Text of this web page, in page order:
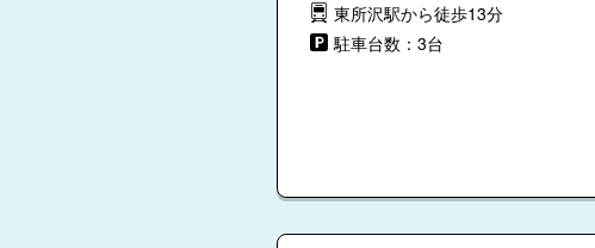
東所沢駅から徒歩13分
駐車台数：3台